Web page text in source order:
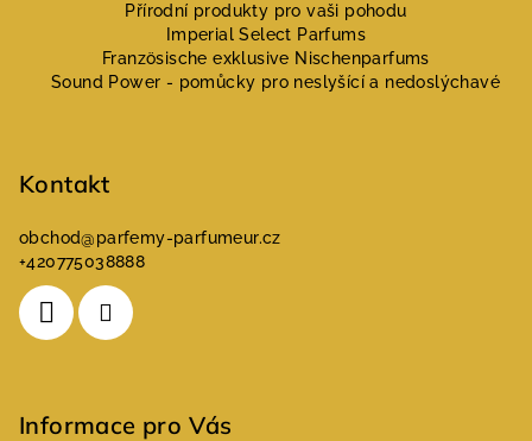
Přírodní produkty pro vaši pohodu
Imperial Select Parfums
Französische exklusive Nischenparfums
Sound Power - pomůcky pro neslyšící a nedoslýchavé
Kontakt
obchod@parfemy-parfumeur.cz
+420775038888
Informace pro Vás